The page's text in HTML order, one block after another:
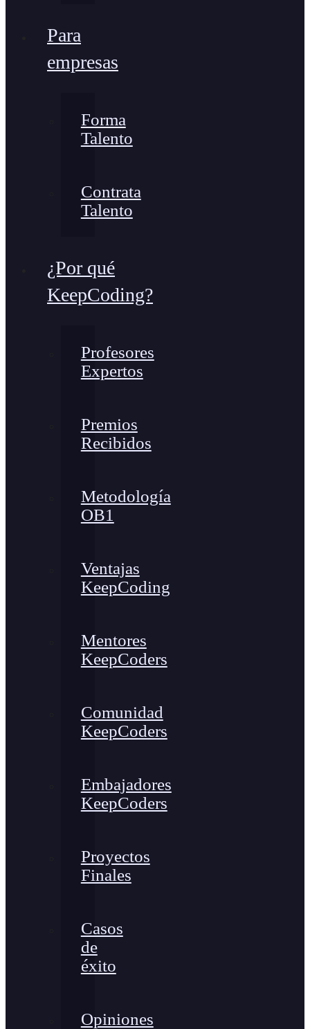
Para
empresas
Forma
Talento
Contrata
Talento
¿Por qué
KeepCoding?
Profesores
Expertos
Premios
Recibidos
Metodología
OB1
Ventajas
KeepCoding
Mentores
KeepCoders
Comunidad
KeepCoders
Embajadores
KeepCoders
Proyectos
Finales
Casos
de
éxito
Opiniones